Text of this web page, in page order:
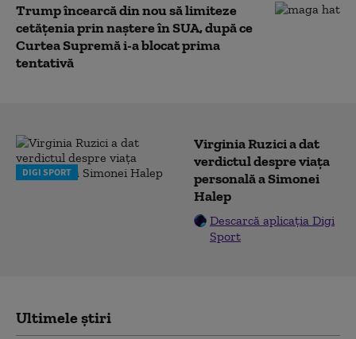
Trump încearcă din nou să limiteze
cetățenia prin naștere în SUA, după ce
Curtea Supremă i-a blocat prima
tentativă
DIGI SPORT
Virginia Ruzici a dat
verdictul despre viața
personală a Simonei
Halep
Descarcă aplicația Digi
Sport
Ultimele știri